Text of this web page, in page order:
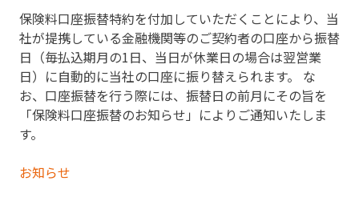
保険料口座振替特約を付加していただくことにより、当
社が提携している金融機関等のご契約者の口座から振替
日（毎払込期月の1日、当日が休業日の場合は翌営業
日）に自動的に当社の口座に振り替えられます。 な
お、口座振替を行う際には、振替日の前月にその旨を
「保険料口座振替のお知らせ」によりご通知いたしま
す。
お知らせ